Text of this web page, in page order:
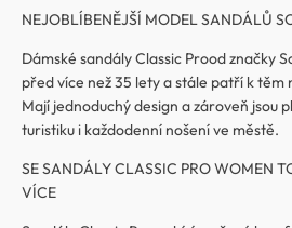
NEJOBLÍBENĚJŠÍ MODEL SANDÁLŮ
Dámské sandály Classic Prood značky
před více než 35 lety a stále patří k těm
Mají jednoduchý design a zároveň jsou
turistiku i každodenní nošení ve městě.
SE SANDÁLY CLASSIC PRO WOMEN
VÍCE